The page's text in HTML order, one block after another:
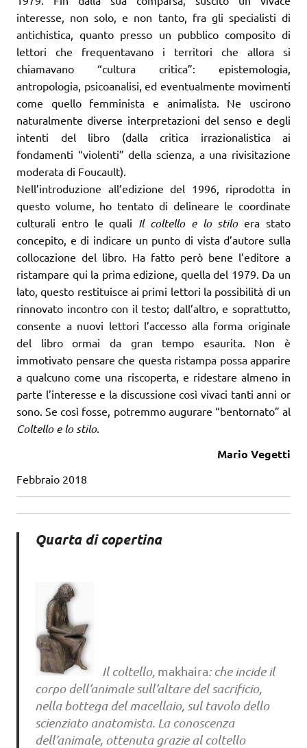
interesse, non solo, e non tanto, fra gli specialisti di
antichistica, quanto presso un pubblico composito di
lettori che frequentavano i territori che allora si
chiamavano “cultura critica”: epistemologia,
antropologia, psicoanalisi, ed eventualmente movimenti
come quello femminista e animalista. Ne uscirono
naturalmente diverse interpretazioni del senso e degli
intenti del libro (dalla critica irrazionalistica ai
fondamenti “violenti” della scienza, a una rivisitazione
moderata di Foucault).
Nell’introduzione all’edizione del 1996, riprodotta in
questo volume, ho tentato di delineare le coordinate
culturali entro le quali Il coltello e lo stiloera stato
concepito, e di indicare un punto di vista d’autore sulla
collocazione del libro. Ha fatto però bene l’editore a
ristampare qui la prima edizione, quella del 1979. Da un
lato, questo restituisce ai primi lettori la possibilità di un
rinnovato incontro con il testo; dall’altro, e soprattutto,
consente a nuovi lettori l’accesso alla forma originale
del libro ormai da gran tempo esaurita. Non è
immotivato pensare che questa ristampa possa apparire
a qualcuno come una riscoperta, e ridestare almeno in
parte l’interesse e la discussione così vivaci tanti anni or
sono. Se così fosse, potremmo augurare “bentornato” al
Coltello e lo stilo.
Mario Vegetti
Febbraio 2018
Quarta di copertina
Il coltello, makhaira: che incide il
corpo dell’animale sull’altare del sacrificio,
nella bottega del macellaio, sul tavolo dello
scienziato anatomista. La conoscenza
dell’animale, ottenuta grazie al coltello